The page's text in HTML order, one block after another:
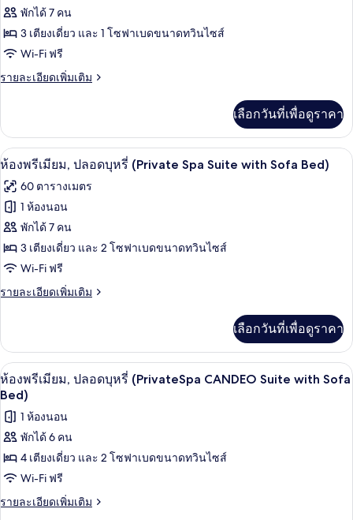
ของ
ห้อง
พรีเมียม
ทริปเปิล,
บุหรี่
(with
Sofa
Bed)
พักได้ 7 คน
3 เตียงเดี่ยว และ 1 โซฟาเบดขนาดทวินไซส์
Wi-Fi ฟรี
รายละเอียดเพิ่มเติม
ราย
เกี่ยว
กับ
ห้อง
ทริปเปิล,
ปลอด
(with
Sofa
Bed)
เลือกวันที่เพื่อดูราคา
เปิด
ภาพถ่าย
ทั้งหมด
ของ
ห้อง
พรีเมียม,
ปลอด
(Private
Spa
Suite
with
Sofa
Bed)
ผ้านวมขนเป็ด, ตู้นิรภัยในห้องพัก, โต๊ะ
12
ห้องพรีเมียม, ปลอดบุหรี่ (Private Spa Suite with Sofa Bed)
60 ตารางเมตร
1 ห้องนอน
พักได้ 7 คน
3 เตียงเดี่ยว และ 2 โซฟาเบดขนาดทวินไซส์
Wi-Fi ฟรี
รายละเอียดเพิ่มเติม
ราย
เกี่ยว
กับ
ห้อง
พรีเมียม,
ปลอด
บุหรี่
(Private
Suite
with
Bed)
เลือกวันที่เพื่อดูราคา
เปิด
ภาพถ่าย
ทั้งหมด
ของ
ห้อง
พรีเมียม,
ปลอด
ห้องพรีเมียม, ปลอดบุหรี่ (PrivateSpa
11
ห้องพรีเมียม, ปลอดบุหรี่ (PrivateSpa CANDEO Suite with Sofa
Bed)
1 ห้องนอน
พักได้ 6 คน
4 เตียงเดี่ยว และ 2 โซฟาเบดขนาดทวินไซส์
Wi-Fi ฟรี
รายละเอียดเพิ่มเติม
ราย